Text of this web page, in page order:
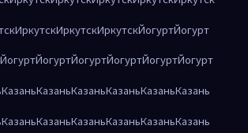
ИркутскИркутскИркутскЙогуртЙогурт
ЙогуртЙогуртЙогуртЙогуртЙогуртЙогурт
КазаньКазаньКазаньКазаньКазаньКазань
КазаньКазаньКазаньКазаньКазаньКазань